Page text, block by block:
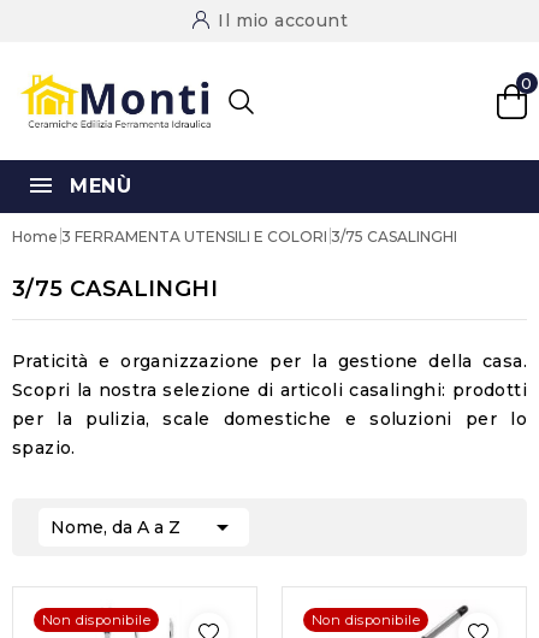
Il mio account
0
MENÙ
Home 3 FERRAMENTA UTENSILI E COLORI 3/75 CASALINGHI
3/75 CASALINGHI
Praticità e organizzazione per la gestione della casa.
Scopri la nostra selezione di articoli casalinghi: prodotti
per la pulizia, scale domestiche e soluzioni per lo
spazio.
Nome, da A a Z 
Non disponibile Non disponibile